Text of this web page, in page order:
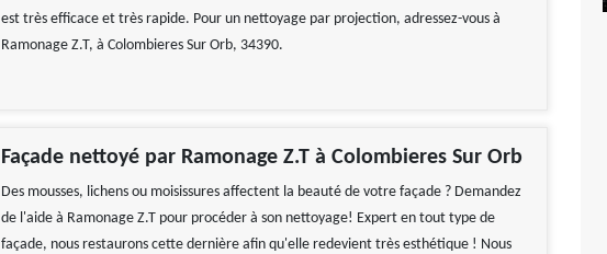
est très efficace et très rapide. Pour un nettoyage par projection, adressez-vous à
Ramonage Z.T, à Colombieres Sur Orb, 34390.
Façade nettoyé par Ramonage Z.T à Colombieres Sur Orb
Des mousses, lichens ou moisissures affectent la beauté de votre façade ? Demandez
de l'aide à Ramonage Z.T pour procéder à son nettoyage! Expert en tout type de
façade, nous restaurons cette dernière afin qu'elle redevient très esthétique ! Nous